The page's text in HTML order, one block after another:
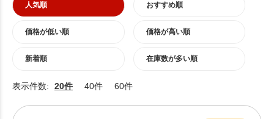
人気順 おすすめ順
価格が低い順 価格が高い順
新着順 在庫数が多い順
表示件数: 20件 40件 60件